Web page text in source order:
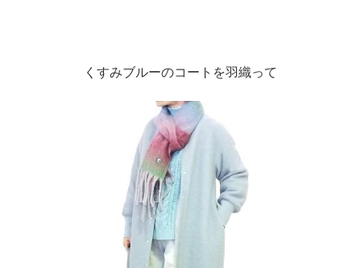
くすみブルーのコートを羽織って